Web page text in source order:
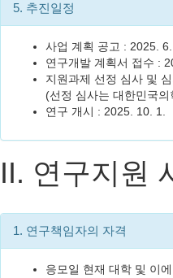
5. 추진일정
사업 계획 공고 : 2025.
연구개발 계획서 접수 :
지원과제 선정 심사 및
(선정 심사는 대한민국
연구 개시 : 2025. 10. 1.
II. 연구지원
1. 연구책임자의 자격
응모일 현재 대학 및 이